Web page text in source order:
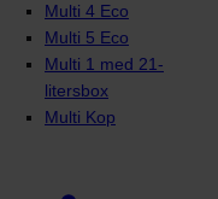
Multi 4 Eco
Multi 5 Eco
Multi 1 med 21-
litersbox
Multi Kop